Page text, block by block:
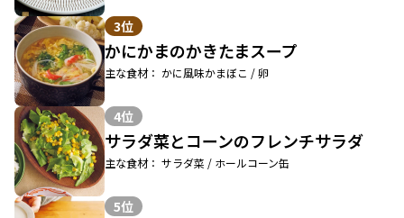
3位
かにかまのかきたまスープ
主な食材： かに風味かまぼこ / 卵
4位
サラダ菜とコーンのフレンチサラダ
主な食材： サラダ菜 / ホールコーン缶
5位